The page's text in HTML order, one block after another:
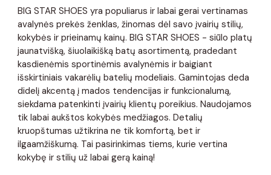
BIG STAR SHOES yra populiarus ir labai gerai vertinamas
avalynės prekės ženklas, žinomas dėl savo įvairių stilių,
kokybės ir prieinamų kainų. BIG STAR SHOES - siūlo platų
jaunatvišką, šiuolaikišką batų asortimentą, pradedant
kasdienėmis sportinėmis avalynėmis ir baigiant
išskirtiniais vakarėlių batelių modeliais. Gamintojas deda
didelį akcentą į mados tendencijas ir funkcionalumą,
siekdama patenkinti įvairių klientų poreikius. Naudojamos
tik labai aukštos kokybės medžiagos. Detalių
kruopštumas užtikrina ne tik komfortą, bet ir
ilgaamžiškumą. Tai pasirinkimas tiems, kurie vertina
kokybę ir stilių už labai gerą kainą!